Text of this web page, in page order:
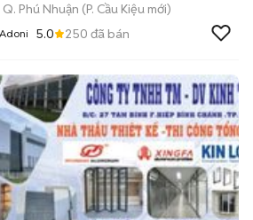
Q. Phú Nhuận (P. Cầu Kiệu mới)
Adoni 5.0 250 đã bán